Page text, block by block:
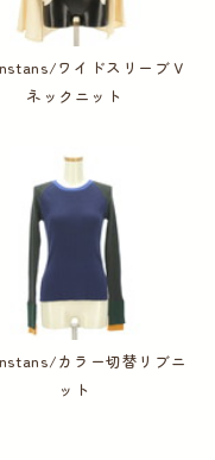
ワイドスリーブＶ
ネックニット
カラー切替リブニ
ット